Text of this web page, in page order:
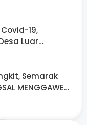
19,
Luar
Semarak
MENGGAWE”
Seniman Di